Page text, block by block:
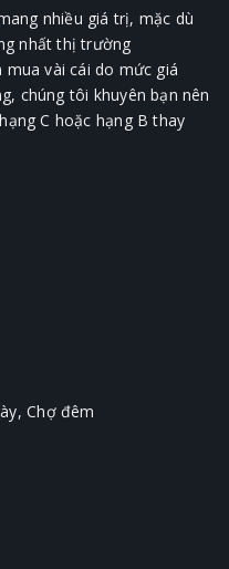
nhiều giá trị, mặc dù
nhất thị trường
mua vài cái do mức giá
chúng tôi khuyên bạn nên
C hoặc hạng B thay
Chợ đêm